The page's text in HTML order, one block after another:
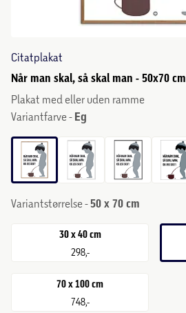
Citatplakat
Når man skal, så skal man - 50x70 cm
Plakat med eller uden ramme
Variantfarve - Eg
Variantstørrelse - 50 x 70 cm
30 x 40 cm
298,-
70 x 100 cm
748,-